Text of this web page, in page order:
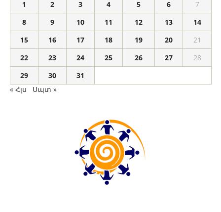
1 2 3 4 5 6
7
8
9 10 11 12 13
14
15
16 17 18 19 20
21
22
23 24 25 26 27
28
29
30
31
« Հլս
Սպտ »